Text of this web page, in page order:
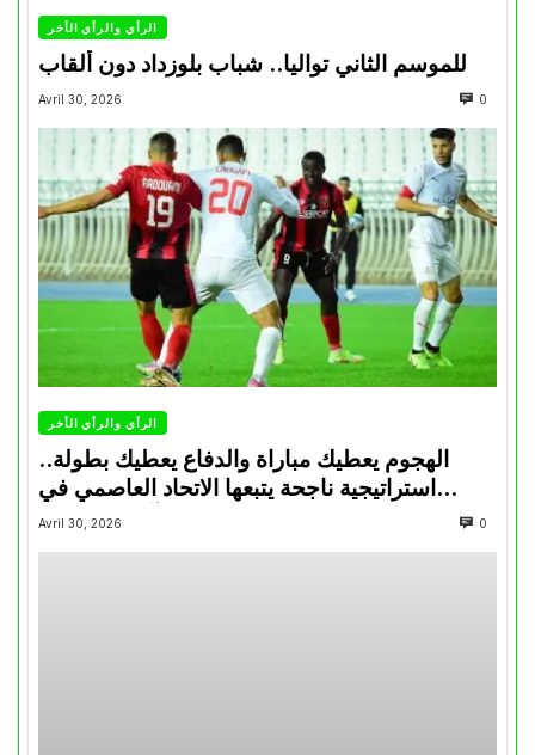
الرأي والرأي الأخر
للموسم الثاني تواليا.. شباب بلوزداد دون ألقاب
Avril 30, 2026 0
الرأي والرأي الأخر
الهجوم يعطيك مباراة والدفاع يعطيك بطولة..
استراتيجية ناجحة يتبعها الاتحاد العاصمي في
تتويجاته آخر السنوات
Avril 30, 2026 0